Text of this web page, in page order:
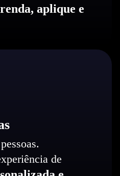
aplique e
de